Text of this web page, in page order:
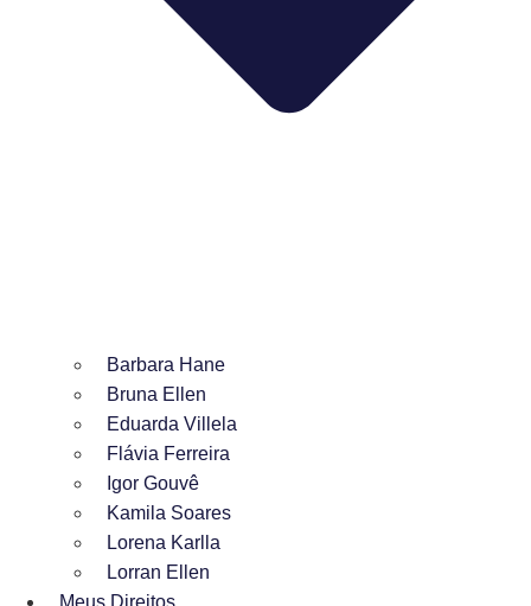
Barbara Hane
Bruna Ellen
Eduarda Villela
Flávia Ferreira
Igor Gouvê
Kamila Soares
Lorena Karlla
Lorran Ellen